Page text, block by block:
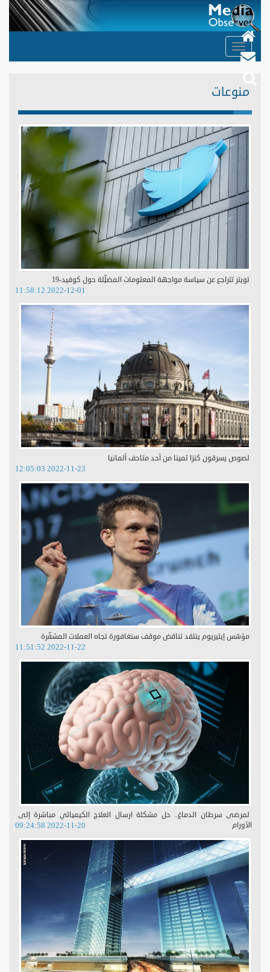
Toggle
navigation
منوعات
تويتر تتراجع عن سياسة مواجهة المعلومات المضلِّلة حول كوفيد-19
2022-12-01 11:58:12
لصوص يسرقون كنزا ثمينا من أحد متاحف ألمانيا
2022-11-23 12:05:03
مؤسّس إيثيريوم ينتقد تناقض موقف سنغافورة تجاه العملات المشفّرة
2022-11-22 11:51:52
لمرضى سرطان الدماغ.. حل مشكلة ارسال العلاج الكيميائي مباشرة إلى
الأورام
2022-11-20 09:24:58